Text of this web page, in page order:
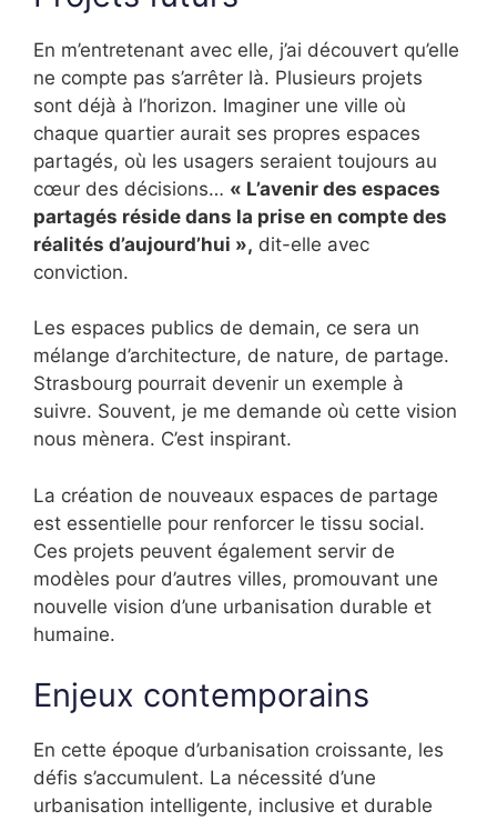
En m’entretenant avec elle, j’ai découvert qu’elle
ne compte pas s’arrêter là. Plusieurs projets
sont déjà à l’horizon. Imaginer une ville où
chaque quartier aurait ses propres espaces
partagés, où les usagers seraient toujours au
cœur des décisions… « L’avenir des espaces
partagés réside dans la prise en compte des
réalités d’aujourd’hui », dit-elle avec
conviction.
Les espaces publics de demain, ce sera un
mélange d’architecture, de nature, de partage.
Strasbourg pourrait devenir un exemple à
suivre. Souvent, je me demande où cette vision
nous mènera. C’est inspirant.
La création de nouveaux espaces de partage
est essentielle pour renforcer le tissu social.
Ces projets peuvent également servir de
modèles pour d’autres villes, promouvant une
nouvelle vision d’une urbanisation durable et
humaine.
Enjeux contemporains
En cette époque d’urbanisation croissante, les
défis s’accumulent. La nécessité d’une
urbanisation intelligente, inclusive et durable